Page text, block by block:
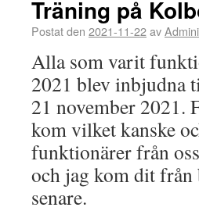
Träning på
Postat den 2021-11-22av
Alla som varit
2021 blev inbjudna
21 november 2021.
kom vilket kanske
funktionärer från
och jag kom dit
senare.